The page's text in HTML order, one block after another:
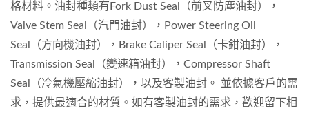
格材料。油封種類有Fork Dust Seal（前叉防塵油封），
Valve Stem Seal（汽門油封），Power Steering Oil
Seal（方向機油封），Brake Caliper Seal（卡鉗油封），
Transmission Seal（變速箱油封），Compressor Shaft
Seal（冷氣機壓縮油封），以及客製油封。 並依據客戶的需
求，提供最適合的材質。如有客製油封的需求，歡迎留下相